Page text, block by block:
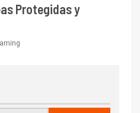
Protegidas y